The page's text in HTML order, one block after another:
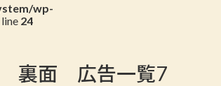
wp-
24
裏面 広告一覧7